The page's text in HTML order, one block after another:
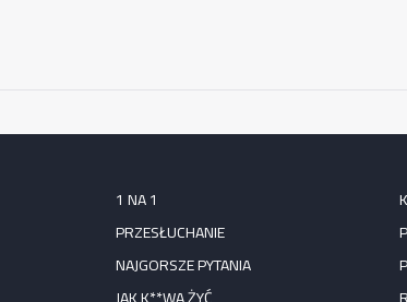
1 NA 1
PRZESŁUCHANIE
NAJGORSZE PYTANIA